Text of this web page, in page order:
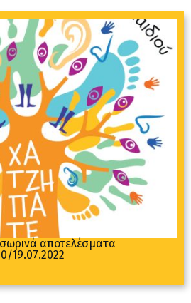
αποτελέσματα
19.07.2022